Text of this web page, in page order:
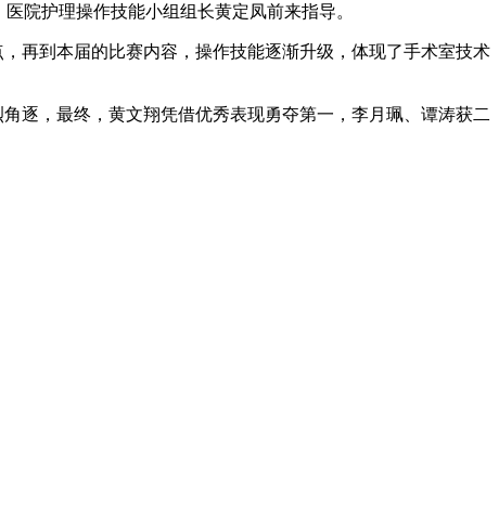
院护理操作技能小组组长黄定凤前来指导。
再到本届的比赛内容，操作技能逐渐升级，体现了手术室技术
逐，最终，黄文翔凭借优秀表现勇夺第一，李月珮、谭涛获二